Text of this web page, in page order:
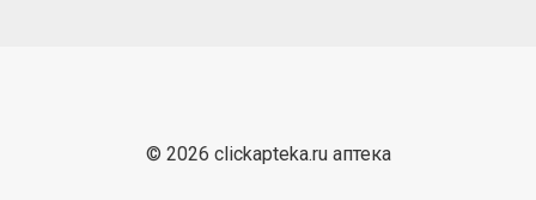
© 2026 clickapteka.ru аптека